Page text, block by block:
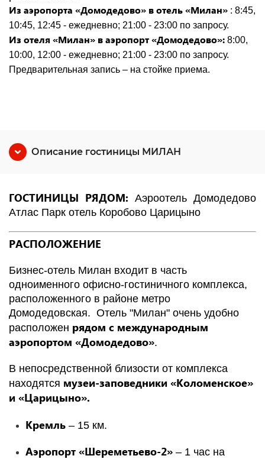
Из аэропорта «Домодедово» в отель «Милан» : 8:45,
10:45, 12:45 - ежедневно; 21:00 - 23:00 по запросу.
Из отеля «Милан» в аэропорт «Домодедово»: 8:00,
10:00, 12:00 - ежедневно; 21:00 - 23:00 по запросу.
Предварительная запись – на стойке приема.
Описание гостиницы МИЛАН
ГОСТИНИЦЫ РЯДОМ: Аэроотель Домодедово
Атлас Парк отель Коробово Царицыно
РАСПОЛОЖЕНИЕ
Бизнес-отель Милан входит в часть
одноименного офисно-гостиничного комплекса,
расположенного в районе метро
Домодедовская. Отель "Милан" очень удобно
расположен рядом с международным
аэропортом «Домодедово».
В непосредственной близости от комплекса
находятся музеи-заповедники «Коломенское»
и «Царицыно».
Кремль – 15 км.
Аэропорт «Шереметьево-2» – 1 час на